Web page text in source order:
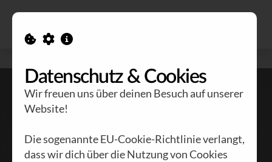
Datenschutz & Cookies
Wir freuen uns über deinen Besuch auf unserer
Website!
Die sogenannte EU-Cookie-Richtlinie verlangt,
dass wir dich über die Nutzung von Cookies